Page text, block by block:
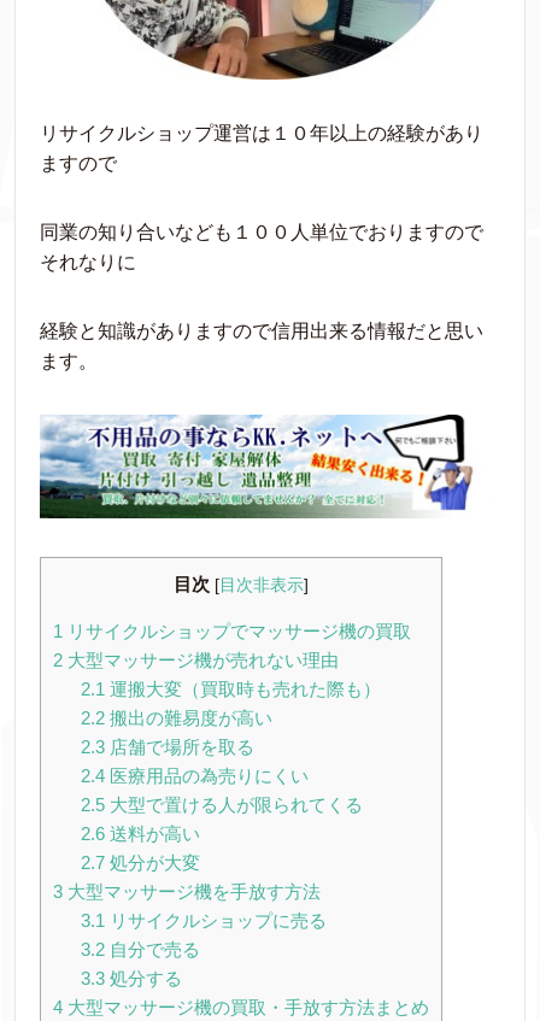
リサイクルショップ運営は１０年以上の経験があり
ますので
同業の知り合いなども１００人単位でおりますので
それなりに
経験と知識がありますので信用出来る情報だと思い
ます。
目次 [ 目次非表示]
1 リサイクルショップでマッサージ機の買取
2 大型マッサージ機が売れない理由
2.1 運搬大変（買取時も売れた際も）
2.2搬出の難易度が高い
2.3店舗で場所を取る
2.4医療用品の為売りにくい
2.5大型で置ける人が限られてくる
2.6送料が高い
2.7処分が大変
3 大型マッサージ機を手放す方法
3.1 リサイクルショップに売る
3.2自分で売る
3.3処分する
4 大型マッサージ機の買取・手放す方法まとめ